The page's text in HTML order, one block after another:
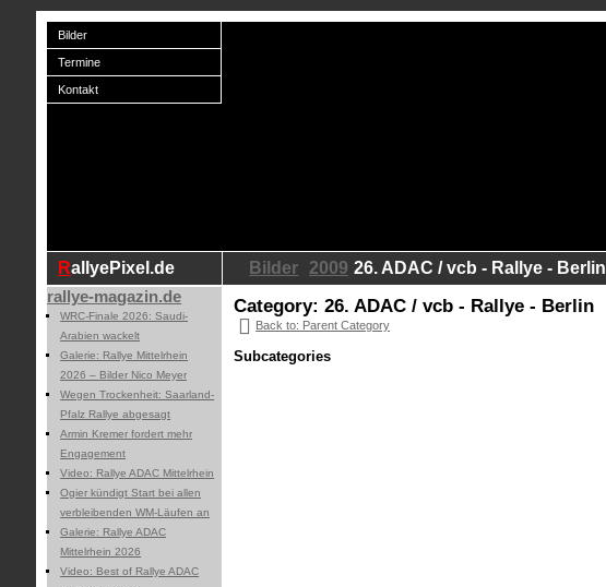
Bilder
Termine
Kontakt
RallyePixel.de Bilder 2009 26. ADAC / vcb - Rallye - Berlin
rallye-magazin.de
WRC-Finale 2026: Saudi-
Arabien wackelt
Galerie: Rallye Mittelrhein
2026 – Bilder Nico Meyer
Wegen Trockenheit: Saarland-
Pfalz Rallye abgesagt
Armin Kremer fordert mehr
Engagement
Video: Rallye ADAC Mittelrhein
Ogier kündigt Start bei allen
verbleibenden WM-Läufen an
Galerie: Rallye ADAC
Mittelrhein 2026
Video: Best of Rallye ADAC
Category: 26. ADAC / vcb - Rallye - Berlin
Back to: Parent Category
Subcategories